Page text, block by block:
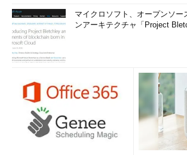
マイクロソフト、オープンソー
ンアーキテクチャ「Project